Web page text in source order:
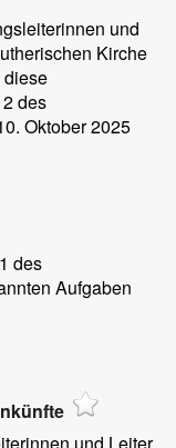
und
Kirche
diese
des
Oktober 2025
des
Aufgaben
und Leiter